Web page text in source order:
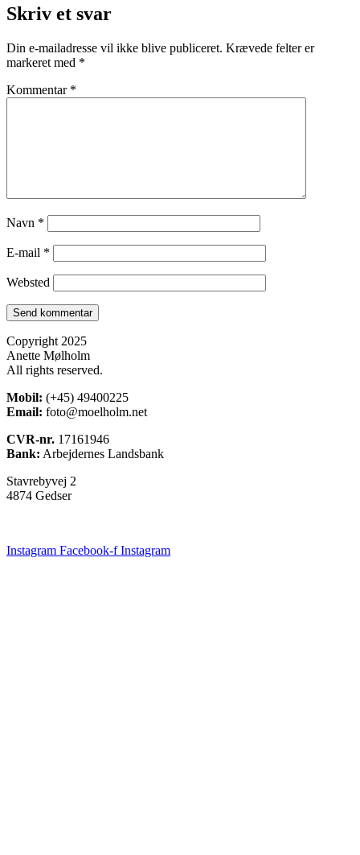
Skriv et svar
Din e-mailadresse vil ikke blive publiceret. Krævede felter er
markeret med *
Kommentar *
Navn *
E-mail *
Websted
Copyright 2025
Anette Mølholm
All rights reserved.
Mobil: (+45) 49400225
Email: foto@moelholm.net
CVR-nr. 17161946
Bank: Arbejdernes Landsbank
Stavrebyvej 2
4874 Gedser
Instagram Facebook-f Instagram